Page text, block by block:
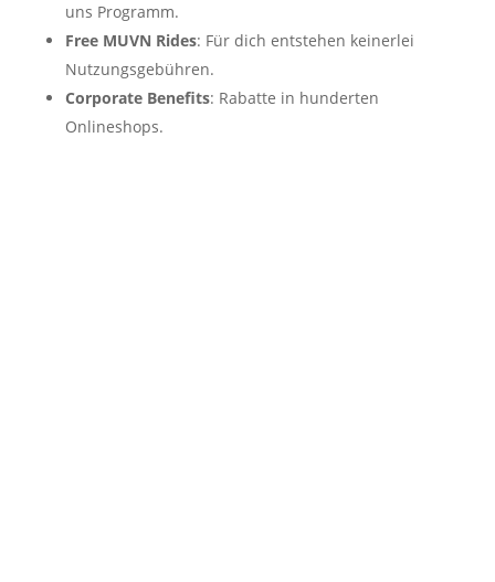
uns Programm.
Free MUVN Rides: Für dich entstehen keinerlei
Nutzungsgebühren.
Corporate Benefits: Rabatte in hunderten
Onlineshops.